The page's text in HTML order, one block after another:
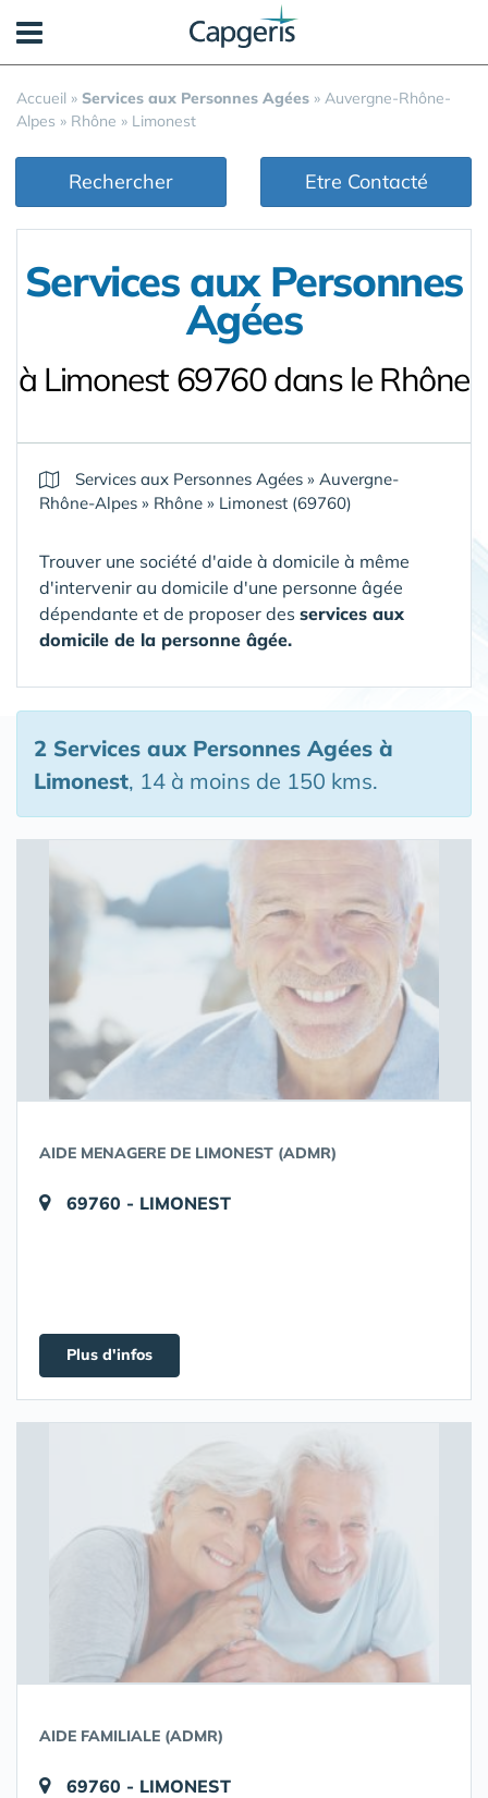
Accueil » Services aux Personnes Agées » Auvergne-Rhône-
Alpes » Rhône » Limonest
Rechercher Etre Contacté
Services aux Personnes
Agées
à Limonest 69760 dans le Rhône
Services aux Personnes Agées » Auvergne-
Rhône-Alpes » Rhône » Limonest (69760)
Trouver une société d'aide à domicile à même
d'intervenir au domicile d'une personne âgée
dépendante et de proposer des services aux
domicile de la personne âgée.
2 Services aux Personnes Agées à
Limonest, 14 à moins de 150 kms.
AIDE MENAGERE DE LIMONEST (ADMR)
69760 - LIMONEST
Plus d'infos
AIDE FAMILIALE (ADMR)
69760 - LIMONEST